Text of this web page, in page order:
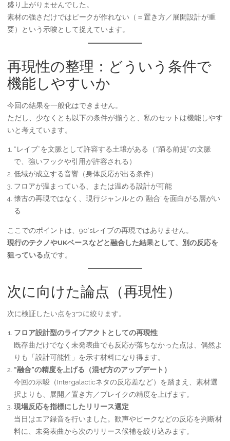
盛り上がりませんでした。
素材の強さだけではピークが作れない（＝置き方／展開設計が重
要）という示唆として捉えています。
再現性の整理：どういう条件で
機能しやすいか
今回の結果を一般化はできません。
ただし、少なくとも以下の条件が揃うと、私のセットは機能しやす
いと考えています。
“レイブ”を文脈として許容する土壌がある（“踊る前提”の文脈
で、強いフックや引用が許容される）
低域が成立する音響（身体反応が出る条件）
フロアが温まっている、または温める設計が可能
懐古の再現ではなく、現行ジャンルとの“融合”を面白がる層がい
る
ここでのポイントは、90’sレイブの再現ではありません。
現行のテクノやUKベースなどと融合した結果として、別の反応を
狙っている点です。
次に向けた論点（再現性）
次に検証したい点を3つに絞ります。
フロア設計型のライブアクトとしての再現性
既存曲だけでなく未発表曲でも反応が落ちなかった点は、偶然よ
りも「設計可能性」を示す材料になり得ます。
“融合”の精度を上げる（混ぜ方のアップデート）
今回の示唆（Intergalacticネタの反応差など）を踏まえ、素材選
択よりも、展開／置き方／ブレイクの精度を上げます。
現場反応を指標にしたリリース選定
当日はエア録音を行いました。歓声やピークなどの反応を判断材
料に、未発表曲から次のリリース候補を絞り込みます。